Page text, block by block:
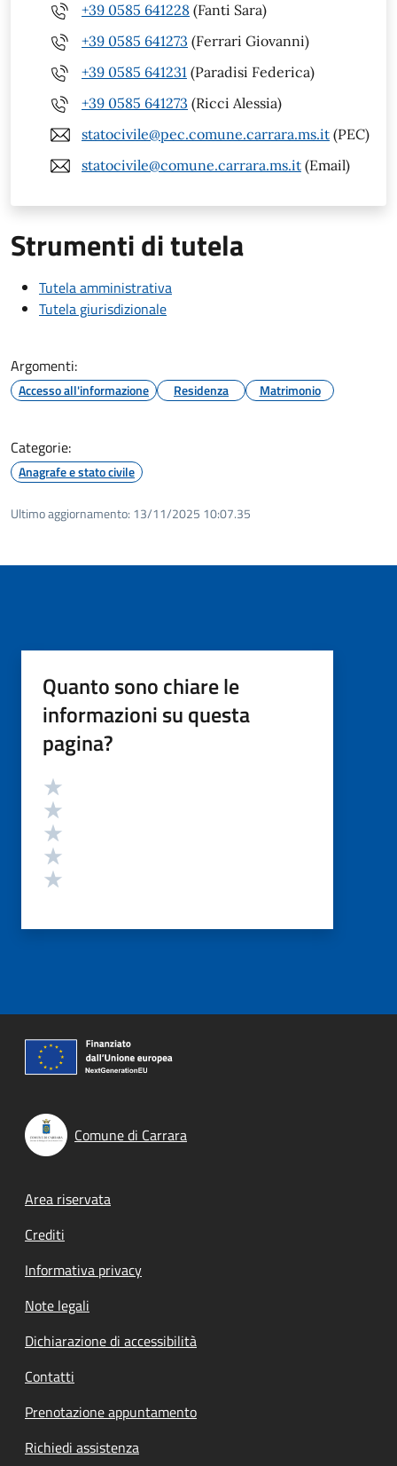
+39 0585 641228 (Fanti Sara)
+39 0585 641273 (Ferrari Giovanni)
+39 0585 641231 (Paradisi Federica)
+39 0585 641273 (Ricci Alessia)
statocivile@pec.comune.carrara.ms.it (PEC)
statocivile@comune.carrara.ms.it (Email)
Strumenti di tutela
Tutela amministrativa
Tutela giurisdizionale
Argomenti:
Accesso all'informazione Residenza Matrimonio
Categorie:
Anagrafe e stato civile
Ultimo aggiornamento: 13/11/2025 10:07.35
Quanto sono chiare le
informazioni su questa
pagina?
Valutazione
Comune di Carrara
Footer menu
Area riservata
Crediti
Informativa privacy
Note legali
Dichiarazione di accessibilità
Contatti
Prenotazione appuntamento
Richiedi assistenza